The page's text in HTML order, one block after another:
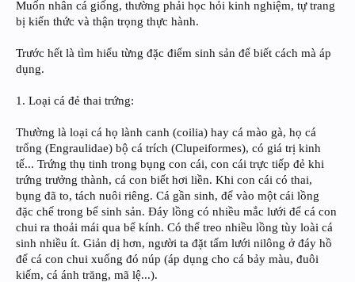
Muốn nhân cá giống, thường phải học hỏi kinh nghiệm, tự trang
bị kiến thức và thận trọng thực hành.
Trước hết là tìm hiểu từng đặc điểm sinh sản để biết cách mà áp
dụng.
1. Loại cá đẻ thai trứng:
Thường là loại cá họ lành canh (coilia) hay cá mào gà, họ cá
trổng (Engraulidae) bộ cá trích (Clupeiformes), có giá trị kinh
tế... Trứng thụ tinh trong bụng con cái, con cái trực tiếp đẻ khi
trứng trưởng thành, cá con biết hơi liền. Khi con cái có thai,
bụng đã to, tách nuôi riêng. Cá gần sinh, để vào một cái lồng
đặc chế trong bể sinh sản. Đáy lồng có nhiều mắc lưới để cá con
chui ra thoải mái qua bể kính. Có thể treo nhiều lồng tùy loài cá
sinh nhiều ít. Giản dị hơn, người ta đặt tấm lưới nilông ở đáy hồ
để cá con chui xuống đó núp (áp dụng cho cá bảy màu, đuôi
kiếm, cá ánh trăng, mã lệ...).